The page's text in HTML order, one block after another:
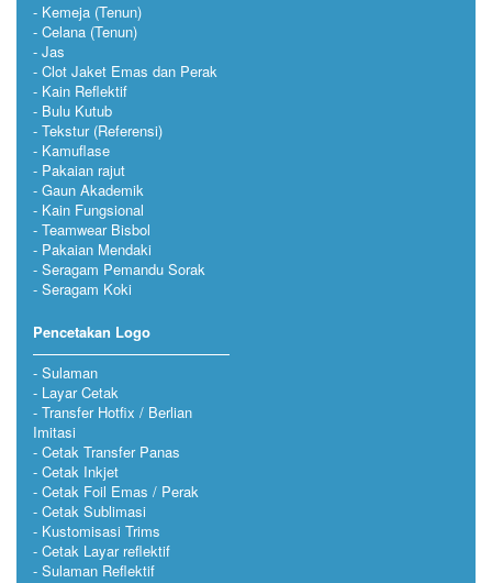
Kemeja (Tenun)
Celana (Tenun)
Jas
Clot Jaket Emas dan Perak
Kain Reflektif
Bulu Kutub
Tekstur (Referensi)
Kamuflase
Pakaian rajut
Gaun Akademik
Kain Fungsional
Teamwear Bisbol
Pakaian Mendaki
Seragam Pemandu Sorak
Seragam Koki
Pencetakan Logo
Sulaman
Layar Cetak
Transfer Hotfix / Berlian
Imitasi
Cetak Transfer Panas
Cetak Inkjet
Cetak Foil Emas / Perak
Cetak Sublimasi
Kustomisasi Trims
Cetak Layar reflektif
Sulaman Reflektif